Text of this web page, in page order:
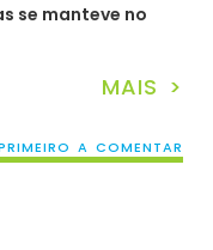
se manteve no
MAIS >
A COMENTAR